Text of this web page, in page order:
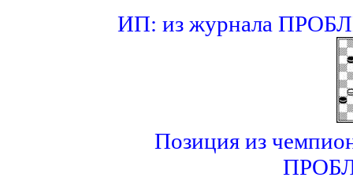
ИП: из журнала
Позиция из